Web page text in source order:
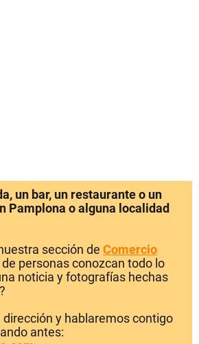
un bar, un restaurante o un
Pamplona o alguna localidad
sección de Comercio
personas conozcan todo lo
noticia y fotografías hechas
dirección y hablaremos contigo
antes: